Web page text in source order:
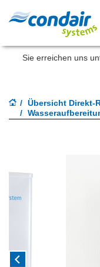
Sie erreichen uns
Übersicht Direkt-